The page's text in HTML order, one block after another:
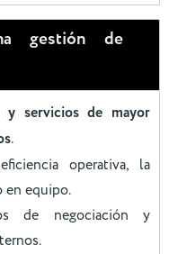
gestión de
y servicios de mayor
.
operativa, la
en equipo.
de negociación y